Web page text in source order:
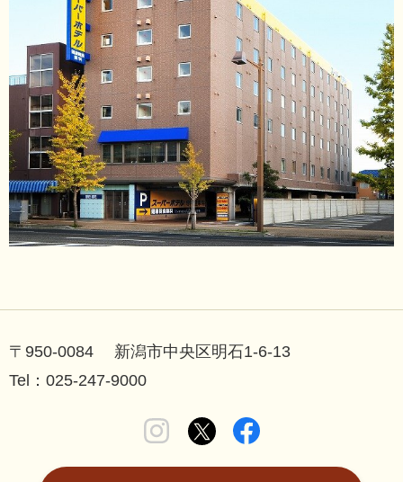
〒950-0084 新潟市中央区明石1-6-13
Tel：025-247-9000